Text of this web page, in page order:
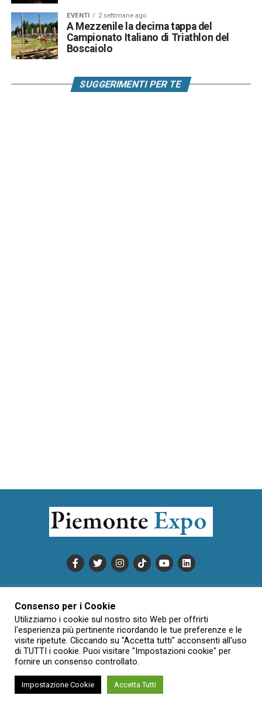
EVENTI 2 settimane ago
A Mezzenile la decima tappa del
Campionato Italiano di Triathlon del
Boscaiolo
SUGGERIMENTI PER TE
INFORMATIVA SULLA PRIVACY
CONDIZIONI DI UTILIZZO
DATI SOCIETARI
NOVAJO
CREDITS
CONTATTTI
Creative Commons Attribuzione - Non commerciale - Non opere
derivate 3.0 Italia (CC BY-NC-ND 3.0 IT)
Consenso per i Cookie
Utilizziamo i cookie sul nostro sito Web per offrirti
l'esperienza più pertinente ricordando le tue preferenze e le
visite ripetute. Cliccando su "Accetta tutti" acconsenti all'uso
di TUTTI i cookie. Puoi visitare "Impostazioni cookie" per
fornire un consenso controllato.
Impostazione Cookie Accetta Tutti